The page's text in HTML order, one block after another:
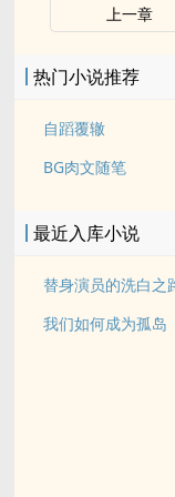
上一章
热门小说推荐
自蹈覆辙
BG肉文随笔
最近入库小说
替身演员的洗白之